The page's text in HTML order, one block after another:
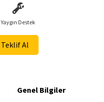
Yaygın Destek
Teklif Al
Genel Bilgiler